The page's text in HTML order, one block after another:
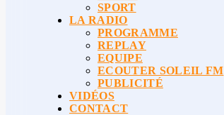
SPORT
LA RADIO
PROGRAMME
REPLAY
EQUIPE
ECOUTER SOLEIL FM
PUBLICITÉ
VIDÉOS
CONTACT